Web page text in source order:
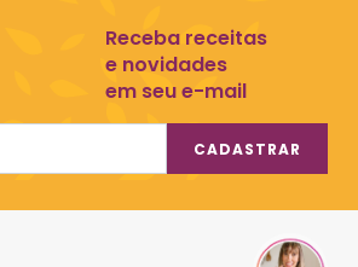
Receba receitas
e novidades
em seu e-mail
CADASTRAR